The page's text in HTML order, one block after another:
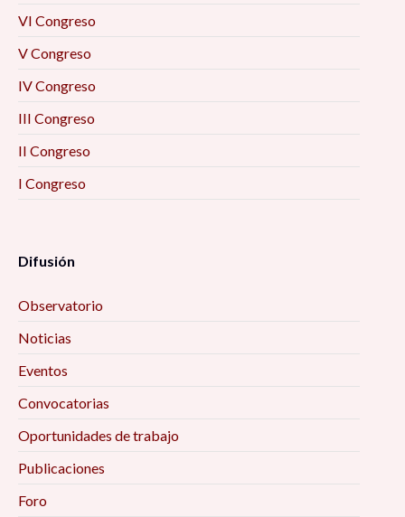
VI Congreso
V Congreso
IV Congreso
III Congreso
II Congreso
I Congreso
Difusión
Observatorio
Noticias
Eventos
Convocatorias
Oportunidades de trabajo
Publicaciones
Foro